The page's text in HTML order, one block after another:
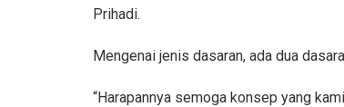
Prihadi.
Mengenai jenis dasaran, ada dua
“Harapannya semoga konsep yang